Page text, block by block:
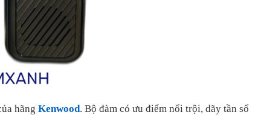
hãng Kenwood. Bộ đàm có ưu điểm nổi trội, dãy tần số